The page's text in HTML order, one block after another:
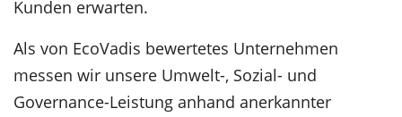
Kunden erwarten.
Als von EcoVadis bewertetes Unternehmen
messen wir unsere Umwelt-, Sozial- und
Governance-Leistung anhand anerkannter